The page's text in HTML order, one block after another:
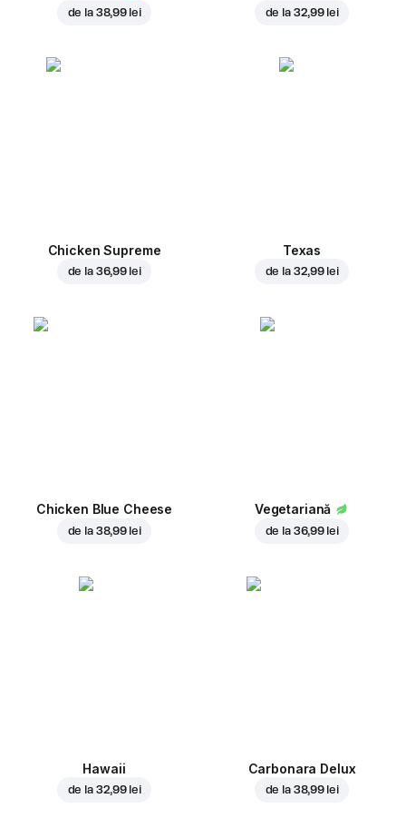
de la 38,99 lei de la 32,99 lei
Chicken Supreme
de la 36,99 lei
Texas
de la 32,99 lei
Chicken Blue Cheese
de la 38,99 lei
Vegetariană
de la 36,99 lei
Hawaii
de la 32,99 lei
Carbonara Delux
de la 38,99 lei